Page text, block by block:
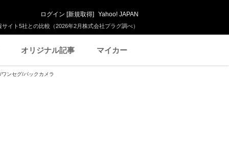
イト5社との比較（2026年2月株式会社プラグ調べ）
ログイン [新規取得] Yahoo! JAPAN
オリジナル記事 マイカー
ンセグ/バックカメラ